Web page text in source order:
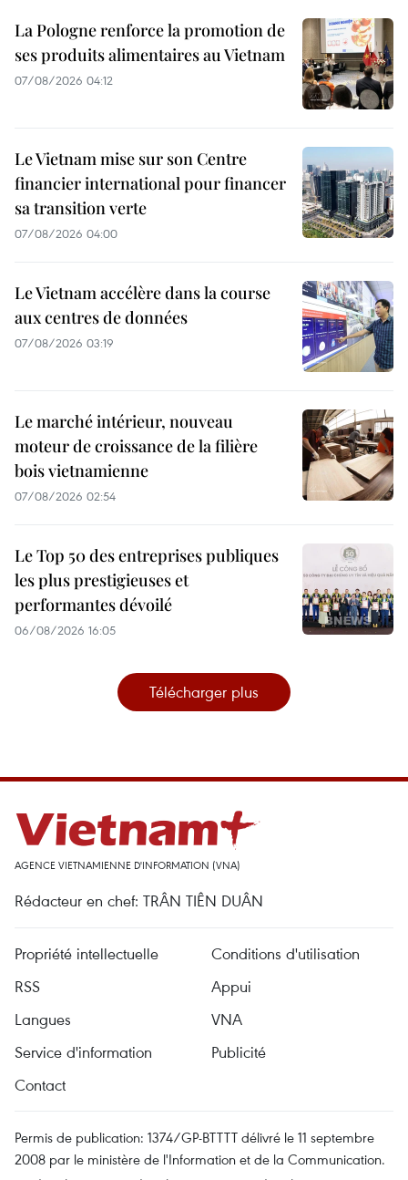
La Pologne renforce la promotion de
ses produits alimentaires au Vietnam
07/08/2026 04:12
Le Vietnam mise sur son Centre
financier international pour financer
sa transition verte
07/08/2026 04:00
Le Vietnam accélère dans la course
aux centres de données
07/08/2026 03:19
Le marché intérieur, nouveau
moteur de croissance de la filière
bois vietnamienne
07/08/2026 02:54
Le Top 50 des entreprises publiques
les plus prestigieuses et
performantes dévoilé
06/08/2026 16:05
Télécharger plus
AGENCE VIETNAMIENNE D'INFORMATION (VNA)
Rédacteur en chef: TRÂN TIÊN DUÂN
Propriété intellectuelle
Conditions d'utilisation
RSS
Appui
Langues
VNA
Service d'information
Publicité
Contact
Permis de publication: 1374/GP-BTTTT délivré le 11 septembre
2008 par le ministère de l'Information et de la Communication.